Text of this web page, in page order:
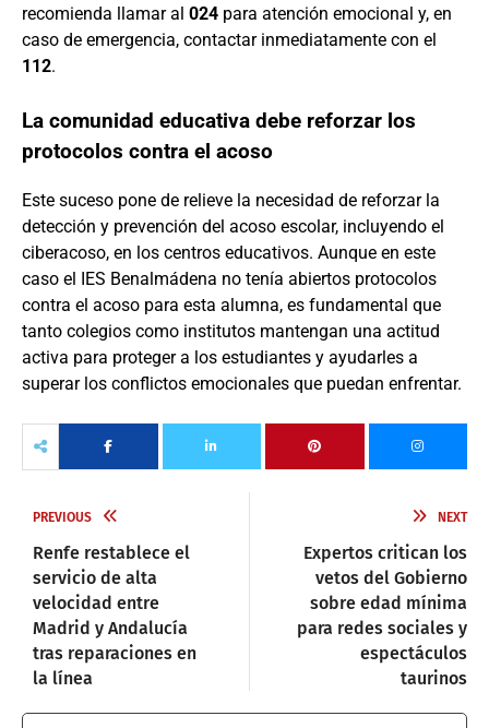
recomienda llamar al 024 para atención emocional y, en
caso de emergencia, contactar inmediatamente con el
112.
La comunidad educativa debe reforzar los
protocolos contra el acoso
Este suceso pone de relieve la necesidad de reforzar la
detección y prevención del acoso escolar, incluyendo el
ciberacoso, en los centros educativos. Aunque en este
caso el IES Benalmádena no tenía abiertos protocolos
contra el acoso para esta alumna, es fundamental que
tanto colegios como institutos mantengan una actitud
activa para proteger a los estudiantes y ayudarles a
superar los conflictos emocionales que puedan enfrentar.
PREVIOUS
Renfe restablece el
servicio de alta
velocidad entre
Madrid y Andalucía
tras reparaciones en
la línea
NEXT
Expertos critican los
vetos del Gobierno
sobre edad mínima
para redes sociales y
espectáculos
taurinos